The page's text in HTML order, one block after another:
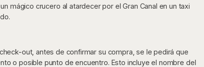
mágico crucero al atardecer por el Gran Canal en un taxi
out, antes de confirmar su compra, se le pedirá que
o posible punto de encuentro. Esto incluye el nombre del